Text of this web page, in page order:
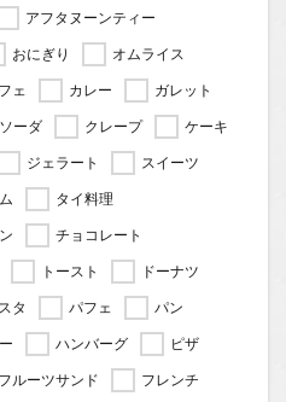
アフタヌーンティー
おにぎり
オムライス
ェ カレー
ガレット
ーダ クレープ
ケーキ
ジェラート
スイーツ
タイ料理
チョコレート
トースト
ドーナツ
タ パフェ
パン
ハンバーグ
ピザ
フルーツサンド
フレンチ